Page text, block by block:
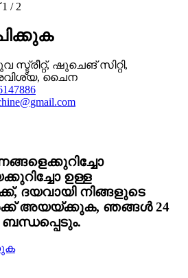
/ 2
സ്ട്രീറ്റ്, ഷുചെങ് സിറ്റി,
ചൈന
ഉള്ള
ദയവായി നിങ്ങളുടെ
അയയ്ക്കുക, ഞങ്ങൾ 24